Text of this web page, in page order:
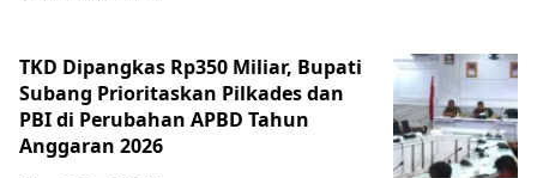
TKD Dipangkas Rp350 Miliar, Bupati
Subang Prioritaskan Pilkades dan
PBI di Perubahan APBD Tahun
Anggaran 2026